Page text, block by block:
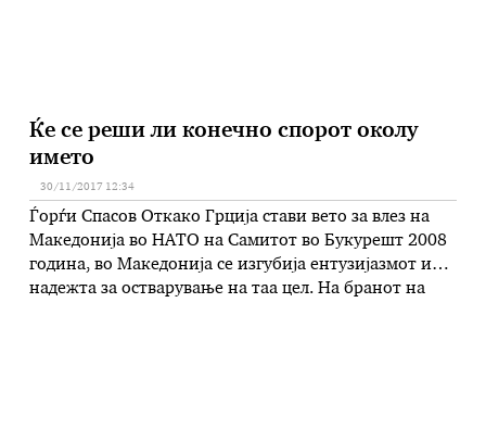
Ќе се реши ли конечно спорот околу
името
30/11/2017 12:34
Ѓорѓи Спасов Откако Грција стави вето за влез на
Македонија во НАТО на Самитот во Букурешт 2008
година, во Македонија се изгубија ентузијазмот и
надежта за остварување на таа цел. На бранот на